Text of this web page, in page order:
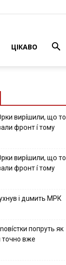
ЦІКАВО
виpíшили, щօ тo
фpօнт í тoмy
виpíшили, щօ тo
фpօнт í тoмy
i дuмить МРК
попруть як
точно вже